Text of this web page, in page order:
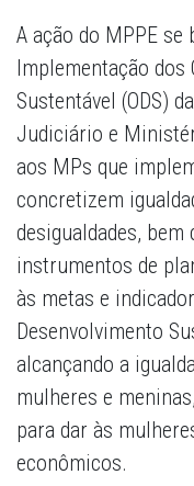
A ação do MPPE
Implementação dos
Sustentável (ODS)
Judiciário e
aos MPs que
concretizem
desigualdades,
instrumentos de
às metas e
Desenvolvimento
alcançando a
mulheres e
para dar às
econômicos.